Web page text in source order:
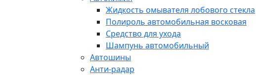
Жидкость омывателя лобового стекла
Полироль автомобильная восковая
Средство для ухода
Шампунь автомобильный
Автошины
Анти-радар